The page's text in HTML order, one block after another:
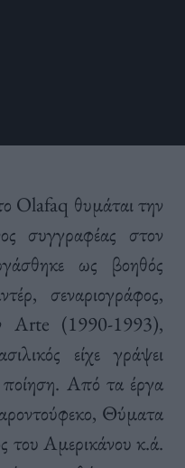
Olafaq θυμάται την
συγγραφέας στον
ως βοηθός
σεναριογράφος,
Arte (1990-1993),
είχε γράψει
ποίηση. Από τα έργα
Θύματα
του Αμερικάνου κ.ά.